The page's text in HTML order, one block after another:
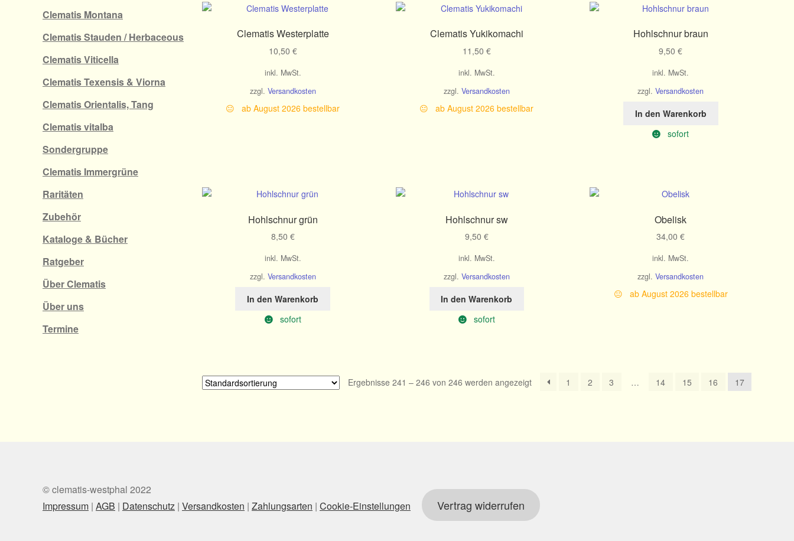
Clematis Westerplatte
10,50 €
inkl. MwSt.
zzgl. Versandkosten
😐 ab August 2026 bestellbar
Clematis Yukikomachi
11,50 €
inkl. MwSt.
zzgl. Versandkosten
😐 ab August 2026 bestellbar
Hohlschnur braun
9,50€
inkl. MwSt.
zzgl.Versandkosten
In den Warenkorb
sofort
Hohlschnur grün
8,50 €
inkl. MwSt.
zzgl. Versandkosten
In den Warenkorb
sofort
Hohlschnur sw
9,50 €
inkl. MwSt.
zzgl. Versandkosten
In den Warenkorb
sofort
Obelisk
34,00€
inkl. MwSt.
zzgl.Versandkosten
😐 ab August 2026 bestellbar
Ergebnisse 241 – 246 von 246 werden angezeigt 1 2 3 … 14 15 16 17
Clematis Montana
Clematis Stauden / Herbaceous
Clematis Viticella
Clematis Texensis & Viorna
Clematis Orientalis, Tang
Clematis vitalba
Sondergruppe
Clematis Immergrüne
Raritäten
Zubehör
Kataloge & Bücher
Ratgeber
Über Clematis
Über uns
Termine
© clematis-westphal 2022
Impressum | AGB | Datenschutz | Versandkosten | Zahlungsarten | Cookie-Einstellungen Vertrag widerrufen